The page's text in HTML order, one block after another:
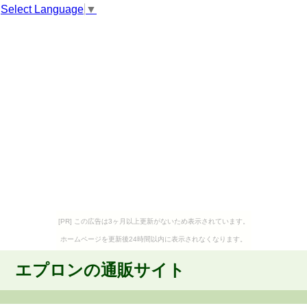
Select Language ▼
[PR] この広告は3ヶ月以上更新がないため表示されています。
ホームページを更新後24時間以内に表示されなくなります。
エプロンの通販サイト